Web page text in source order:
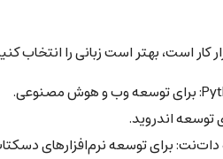
کار است، بهتر است زبانی را انتخاب
برای توسعه نرم‌افزارهای